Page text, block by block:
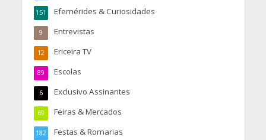
Efemérides & Curiosidades
151
Entrevistas
9
Ericeira TV
12
Escolas
89
Exclusivo Assinantes
6
Feiras & Mercados
69
Festas & Romarias
182